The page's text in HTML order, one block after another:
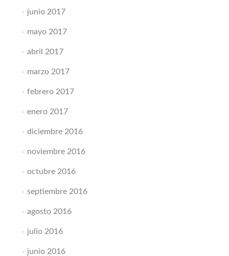
junio 2017
mayo 2017
abril 2017
marzo 2017
febrero 2017
enero 2017
diciembre 2016
noviembre 2016
octubre 2016
septiembre 2016
agosto 2016
julio 2016
junio 2016